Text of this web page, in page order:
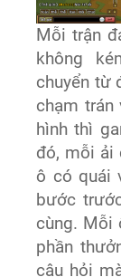
Mỗi trận
không
chuyển từ
chạm trán
hình thì
đó, mỗi ải
ô có quái
bước
cùng. Mỗi
phần
câu hỏi